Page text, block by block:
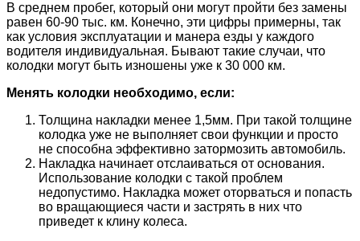
В среднем пробег, который они могут пройти без замены
равен 60-90 тыс. км. Конечно, эти цифры примерны, так
как условия эксплуатации и манера езды у каждого
водителя индивидуальная. Бывают такие случаи, что
колодки могут быть изношены уже к 30 000 км.
Менять колодки необходимо, если:
Толщина накладки менее 1,5мм. При такой толщине
колодка уже не выполняет свои функции и просто
не способна эффективно затормозить автомобиль.
Накладка начинает отслаиваться от основания.
Использование колодки с такой проблем
недопустимо. Накладка может оторваться и попасть
во вращающиеся части и застрять в них что
приведет к клину колеса.